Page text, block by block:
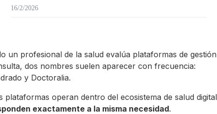
16/2/2026
un profesional de la salud evalúa plataformas de
dos nombres suelen aparecer con frecuencia:
y Doctoralia.
plataformas operan dentro del ecosistema de salud
exactamente a la misma necesidad.